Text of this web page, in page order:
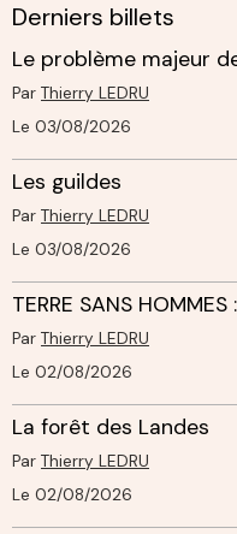
Derniers billets
Le problème majeur
Par Thierry LEDRU
Le 03/08/2026
Les guildes
Par Thierry LEDRU
Le 03/08/2026
TERRE SANS
Par Thierry LEDRU
Le 02/08/2026
La forêt des Landes
Par Thierry LEDRU
Le 02/08/2026